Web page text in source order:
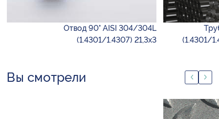
Отвод 90° AISI 304/304L
(1.4301/1.4307) 21,3х3
(1.4301/
Вы смотрели